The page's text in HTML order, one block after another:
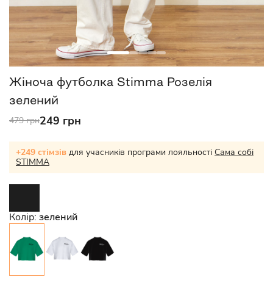
Жіноча футболка Stimma Розелія
зелений
479 грн249 грн
+249 стімзів для учасників програми лояльності Сама собі
STIMMA
Колір: зелений